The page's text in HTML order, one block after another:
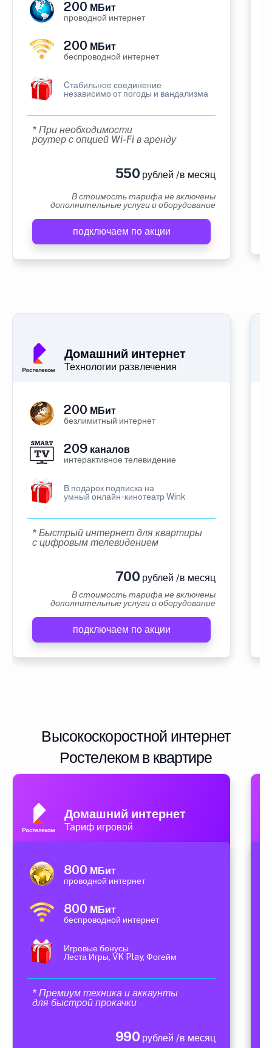
200 МБит
проводной интернет
200 МБит
беспроводной интернет
Cтабильное соединение
независимо от погоды и вандализма
* При необходимости
роутер с опцией Wi-Fi в аренду
550 рублей /в месяц
В стоимость тарифа не включены
дополнительные услуги и оборудование
подключаем по акции
Домашний интернет
Технологии развлечения
200 МБит
безлимитный интернет
209 каналов
интерактивное телевидение
В подарок подписка на
умный онлайн-кинотеатр Wink
* Быстрый интернет для квартиры
с цифровым телевидением
700 рублей /в месяц
В стоимость тарифа не включены
дополнительные услуги и оборудование
подключаем по акции
Высокоскоростной интернет
Ростелеком в квартире
Домашний интернет
Тариф игровой
800 МБит
проводной интернет
800 МБит
беспроводной интернет
Игровые бонусы
Леста Игры, VK Play, Фогейм
* Премиум техника и аккаунты
для быстрой прокачки
990 рублей /в месяц